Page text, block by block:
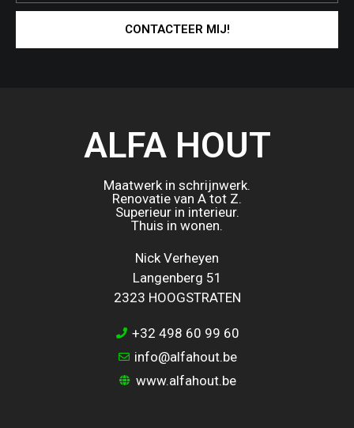
CONTACTEER MIJ!
ALFA HOUT
Maatwerk in schrijnwerk.
Renovatie van A tot Z.
Superieur in interieur.
Thuis in wonen.
Nick Verheyen
Langenberg 51
2323 HOOGSTRATEN
+32 498 60 99 60
info@alfahout.be
www.alfahout.be